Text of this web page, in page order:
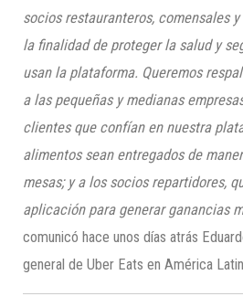
socios restauranteros, comensales
la finalidad de proteger la salud y
usan la plataforma. Queremos
a las pequeñas y medianas
clientes que confían en nuestra
alimentos sean entregados de
mesas; y a los socios repartidores,
aplicación para generar ganancias
comunicó hace unos días atrás
general de Uber Eats en América